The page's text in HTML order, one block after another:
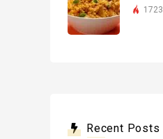
1723
Recent Posts